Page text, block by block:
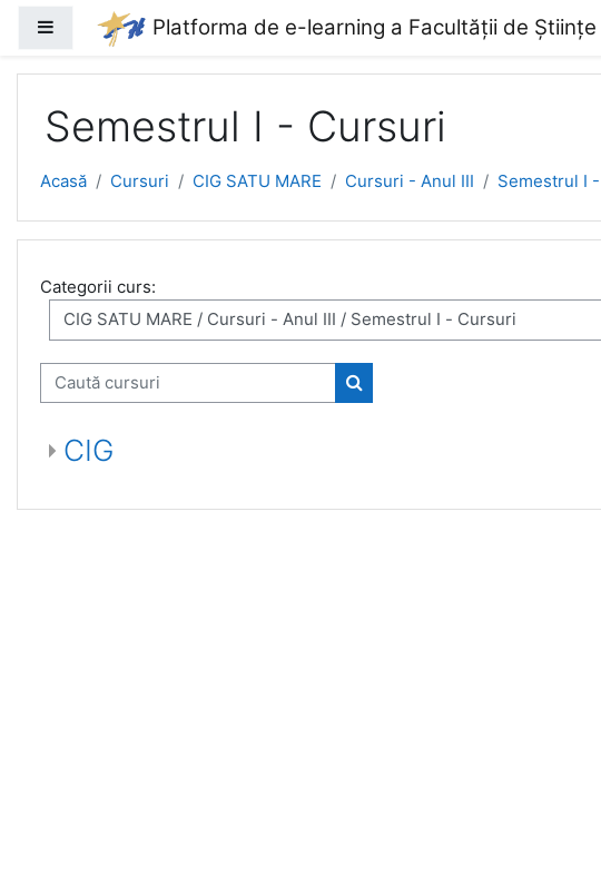
Sari la conţinutul principal
Panou lateralPlatforma de e-learning a Facultății de Științe
Semestrul I - Cursuri
Acasă Cursuri CIG SATU MARE Cursuri - Anul III Semestrul I
Categorii curs:
Caută cursuri
Caută cursuri
CIG